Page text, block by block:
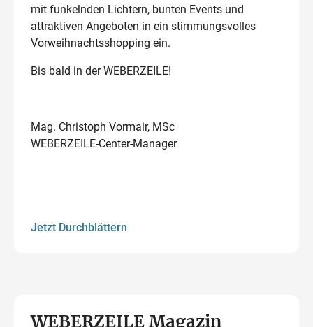
mit funkelnden Lichtern, bunten Events und
attraktiven Angeboten in ein stimmungsvolles
Vorweihnachtsshopping ein.
Bis bald in der WEBERZEILE!
Mag. Christoph Vormair, MSc
WEBERZEILE-Center-Manager
Jetzt Durchblättern
WEBERZEILE Magazin